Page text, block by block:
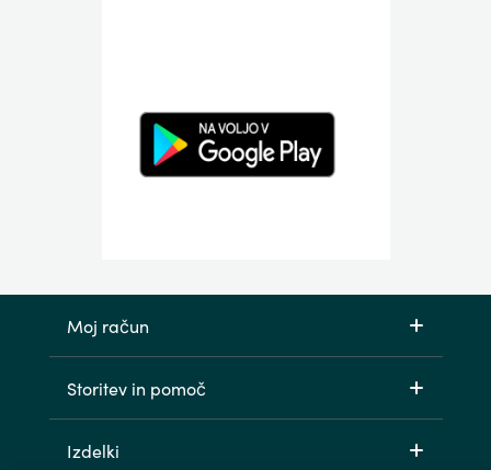
Moj račun
Storitev in pomoč
Izdelki